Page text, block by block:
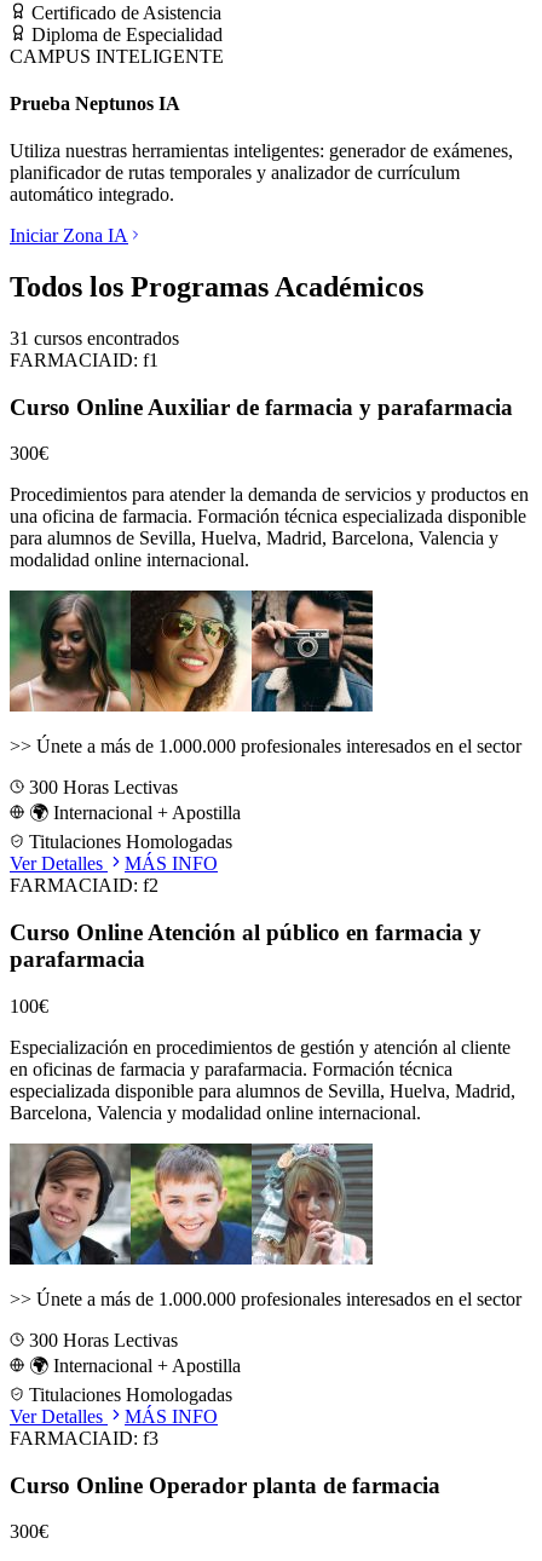
Certificado de Asistencia
Diploma de Especialidad
CAMPUS INTELIGENTE
Prueba Neptunos IA
Utiliza nuestras herramientas inteligentes: generador de exámenes,
planificador de rutas temporales y analizador de currículum
automático integrado.
Iniciar Zona IA
Todos los Programas Académicos
31 cursos encontrados
FARMACIAID: f1
Curso Online Auxiliar de farmacia y parafarmacia
300€
Procedimientos para atender la demanda de servicios y productos en
una oficina de farmacia. Formación técnica especializada disponible
para alumnos de Sevilla, Huelva, Madrid, Barcelona, Valencia y
modalidad online internacional.
>> Únete a más de 1.000.000 profesionales interesados en el sector
300 Horas Lectivas
🌍 Internacional + Apostilla
Titulaciones Homologadas
Ver Detalles
MÁS INFO
FARMACIAID: f2
Curso Online Atención al público en farmacia y
parafarmacia
100€
Especialización en procedimientos de gestión y atención al cliente
en oficinas de farmacia y parafarmacia. Formación técnica
especializada disponible para alumnos de Sevilla, Huelva, Madrid,
Barcelona, Valencia y modalidad online internacional.
>> Únete a más de 1.000.000 profesionales interesados en el sector
300 Horas Lectivas
🌍 Internacional + Apostilla
Titulaciones Homologadas
Ver Detalles
MÁS INFO
FARMACIAID: f3
Curso Online Operador planta de farmacia
300€